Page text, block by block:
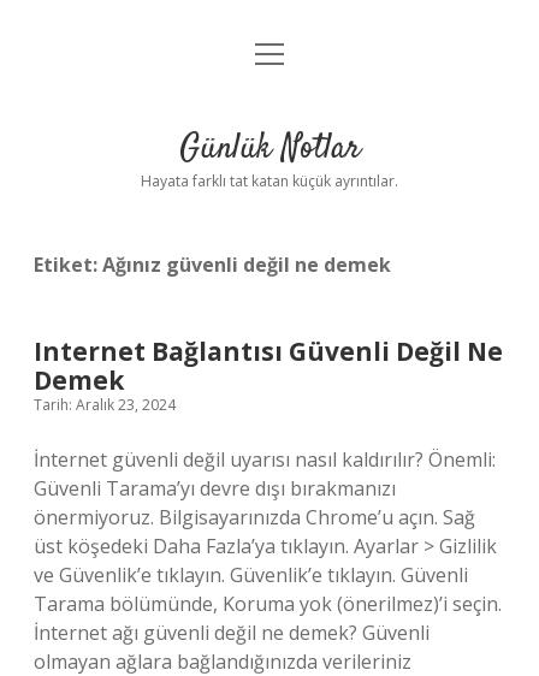
Anasayfa
Yasal Uyarı
menüyü
Günlük Notlar
Hayata farklı tat katan küçük ayrıntılar.
Etiket:Ağınız güvenli değil ne demek
Internet Bağlantısı Güvenli Değil Ne
Demek
Tarih: Aralık 23, 2024
İnternet güvenli değil uyarısı nasıl kaldırılır? Önemli:
Güvenli Tarama’yı devre dışı bırakmanızı
önermiyoruz. Bilgisayarınızda Chrome’u açın. Sağ
üst köşedeki Daha Fazla’ya tıklayın. Ayarlar > Gizlilik
ve Güvenlik’e tıklayın. Güvenlik’e tıklayın. Güvenli
Tarama bölümünde, Koruma yok (önerilmez)’i seçin.
İnternet ağı güvenli değil ne demek? Güvenli
olmayan ağlara bağlandığınızda verileriniz